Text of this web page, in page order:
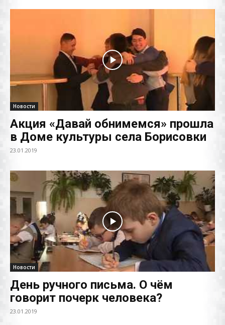
Новости
Акция «Давай обнимемся» прошла
в Доме культуры села Борисовки
23.01.2019
Новости
День ручного письма. О чём
говорит почерк человека?
23.01.2019